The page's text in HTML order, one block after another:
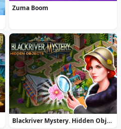
Zuma Boom
Blackriver Mystery. Hidden Objects